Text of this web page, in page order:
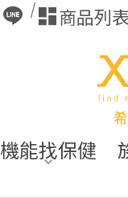
商品列表
機能找保健